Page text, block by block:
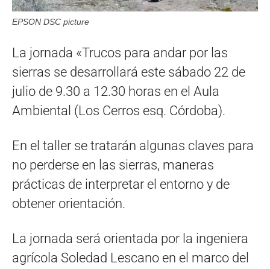
EPSON DSC picture
La jornada «Trucos para andar por las
sierras se desarrollará este sábado 22 de
julio de 9.30 a 12.30 horas en el Aula
Ambiental (Los Cerros esq. Córdoba).
En el taller se tratarán algunas claves para
no perderse en las sierras, maneras
prácticas de interpretar el entorno y de
obtener orientación.
La jornada será orientada por la ingeniera
agrícola Soledad Lescano en el marco del